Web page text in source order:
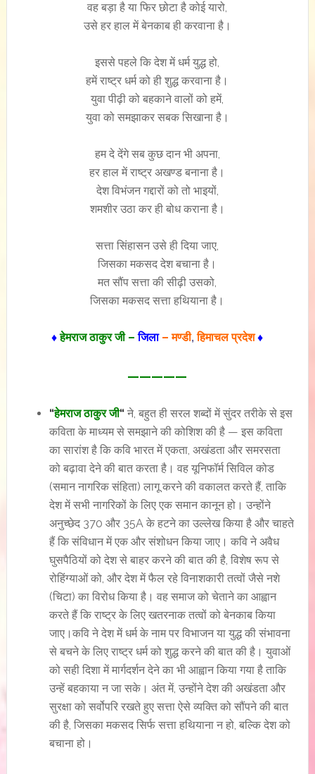
वह बड़ा है या फिर छोटा है कोई यारो,
उसे हर हाल में बेनकाब ही करवाना है।
इससे पहले कि देश में धर्म युद्ध हो,
हमें राष्ट्र धर्म को ही शुद्ध करवाना है।
युवा पीढ़ी को बहकाने वालों को हमें,
युवा को समझाकर सबक सिखाना है।
हम दे देंगे सब कुछ दान भी अपना,
हर हाल में राष्ट्र अखण्ड बनाना है।
देश विभंजन गद्दारों को तो भाइयों,
शमशीर उठा कर ही बोध कराना है।
सत्ता सिंहासन उसे ही दिया जाए,
जिसका मकसद देश बचाना है।
मत सौंप सत्ता की सीढ़ी उसको,
जिसका मकसद सत्ता हथियाना है।
♦हेमराज ठाकुर जी –जिला– मण्डी,हिमाचल प्रदेश ♦
—————
“हेमराज ठाकुर जी“ने, बहुत ही सरल शब्दों में सुंदर तरीके से इस
कविता के माध्यम से समझाने की कोशिश की है — इस कविता
का सारांश है कि कवि भारत में एकता, अखंडता और समरसता
को बढ़ावा देने की बात करता है। वह यूनिफॉर्म सिविल कोड
(समान नागरिक संहिता) लागू करने की वकालत करते हैं, ताकि
देश में सभी नागरिकों के लिए एक समान कानून हो। उन्होंने
अनुच्छेद 370 और 35A के हटने का उल्लेख किया है और चाहते
हैं कि संविधान में एक और संशोधन किया जाए। कवि ने अवैध
घुसपैठियों को देश से बाहर करने की बात की है, विशेष रूप से
रोहिंग्याओं को, और देश में फैल रहे विनाशकारी तत्वों जैसे नशे
(चिटा) का विरोध किया है। वह समाज को चेताने का आह्वान
करते हैं कि राष्ट्र के लिए खतरनाक तत्वों को बेनकाब किया
जाए।कवि ने देश में धर्म के नाम पर विभाजन या युद्ध की संभावना
से बचने के लिए राष्ट्र धर्म को शुद्ध करने की बात की है। युवाओं
को सही दिशा में मार्गदर्शन देने का भी आह्वान किया गया है ताकि
उन्हें बहकाया न जा सके। अंत में, उन्होंने देश की अखंडता और
सुरक्षा को सर्वोपरि रखते हुए सत्ता ऐसे व्यक्ति को सौंपने की बात
की है, जिसका मकसद सिर्फ सत्ता हथियाना न हो, बल्कि देश को
बचाना हो।